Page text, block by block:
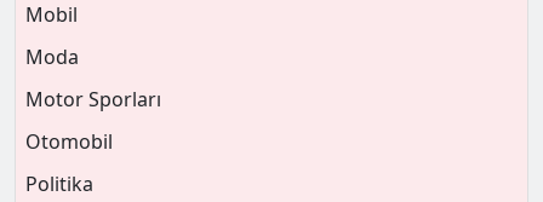
Mobil
Moda
Motor Sporları
Otomobil
Politika